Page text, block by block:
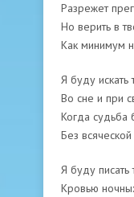
Разрежет
Но верить в
Как минимум
Я буду искать
Во сне и при
Когда судьба
Без
Я буду писать
Кровью